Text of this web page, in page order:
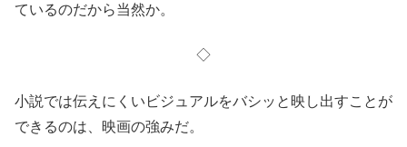
ているのだから当然か。
◇
小説では伝えにくいビジュアルをバシッと映し出すことが
できるのは、映画の強みだ。